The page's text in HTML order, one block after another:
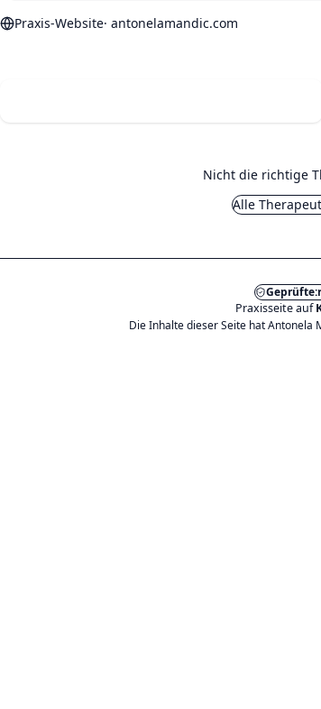
Praxis-Website· antonelamandic.com
Nicht die richtige
Alle
Praxisseite auf
Die Inhalte dieser Seite hat Antonela